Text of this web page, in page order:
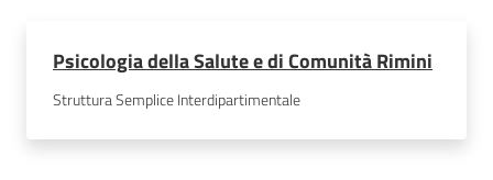
Psicologia della Salute e di Comunità Rimini
Struttura Semplice Interdipartimentale